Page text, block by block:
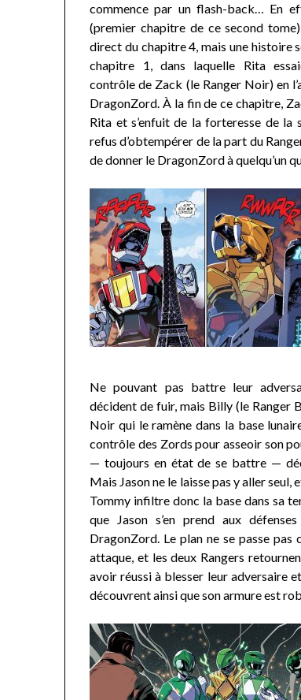
commence par un flash-back… En
(premier chapitre de ce second
direct du chapitre 4, mais une histoire
chapitre 1, dans laquelle Rita
contrôle de Zack (le Ranger Noir) en
DragonZord. À la fin de ce chapitre,
Rita et s’enfuit de la forteresse de la
refus d’obtempérer de la part du
de donner le DragonZord à quelqu’un
Ne pouvant pas battre leur
décident de fuir, mais Billy (le Ranger
Noir qui le ramène dans la base
contrôle des Zords pour asseoir son
— toujours en état de se battre —
Mais Jason ne le laisse pas y aller seul,
Tommy infiltre donc la base dans sa
que Jason s’en prend aux
DragonZord. Le plan ne se passe
attaque, et les deux Rangers
avoir réussi à blesser leur adversaire
découvrent ainsi que son armure est